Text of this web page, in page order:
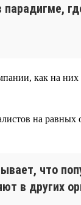
как на
на
что
в других